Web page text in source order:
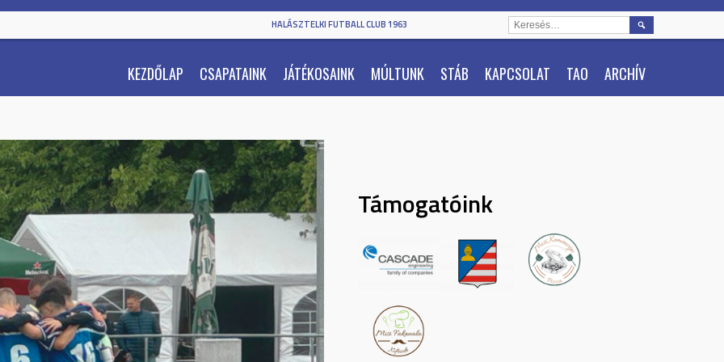
HALÁSZTELKI FUTBALL CLUB 1963
KEZDŐLAP CSAPATAINK JÁTÉKOSAINK MÚLTUNK STÁB KAPCSOLAT TAO ARCHÍV
KERESÉS:
Támogatóink